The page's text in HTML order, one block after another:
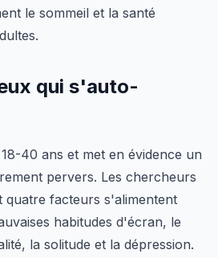
le sommeil et la santé
qui s'auto-
40 ans et met en évidence un
pervers. Les chercheurs
quatre facteurs s'alimentent
habitudes d'écran, le
la solitude et la dépression.